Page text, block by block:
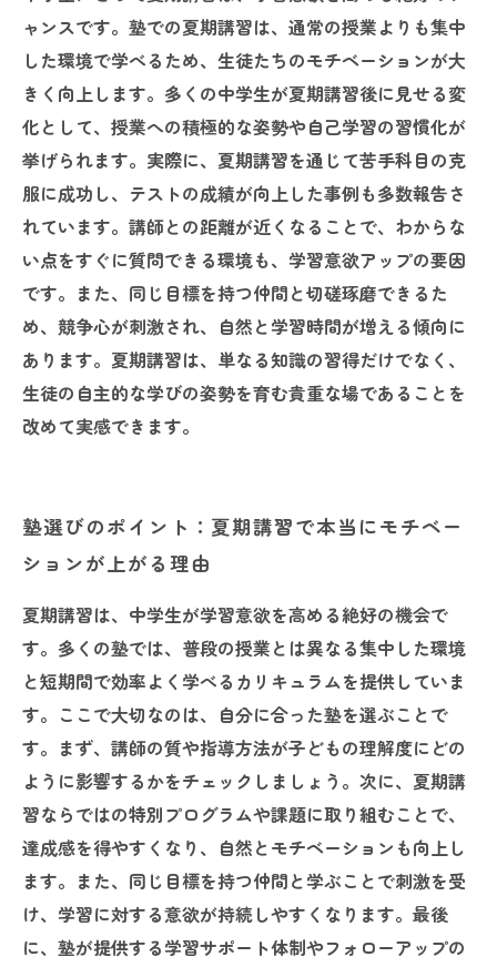
ャンスです。塾での夏期講習は、通常の授業よりも集中
した環境で学べるため、生徒たちのモチベーションが大
きく向上します。多くの中学生が夏期講習後に見せる変
化として、授業への積極的な姿勢や自己学習の習慣化が
挙げられます。実際に、夏期講習を通じて苦手科目の克
服に成功し、テストの成績が向上した事例も多数報告さ
れています。講師との距離が近くなることで、わからな
い点をすぐに質問できる環境も、学習意欲アップの要因
です。また、同じ目標を持つ仲間と切磋琢磨できるた
め、競争心が刺激され、自然と学習時間が増える傾向に
あります。夏期講習は、単なる知識の習得だけでなく、
生徒の自主的な学びの姿勢を育む貴重な場であることを
改めて実感できます。
塾選びのポイント：夏期講習で本当にモチベー
ションが上がる理由
夏期講習は、中学生が学習意欲を高める絶好の機会で
す。多くの塾では、普段の授業とは異なる集中した環境
と短期間で効率よく学べるカリキュラムを提供していま
す。ここで大切なのは、自分に合った塾を選ぶことで
す。まず、講師の質や指導方法が子どもの理解度にどの
ように影響するかをチェックしましょう。次に、夏期講
習ならではの特別プログラムや課題に取り組むことで、
達成感を得やすくなり、自然とモチベーションも向上し
ます。また、同じ目標を持つ仲間と学ぶことで刺激を受
け、学習に対する意欲が持続しやすくなります。最後
に、塾が提供する学習サポート体制やフォローアップの